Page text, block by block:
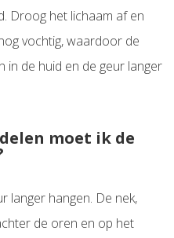
Droog het lichaam af en
vochtig, waardoor de
in de huid en de geur langer
moet ik de
langer hangen. De nek,
de oren en op het